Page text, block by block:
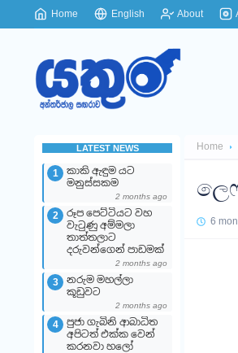
Home English About
LATEST NEWS
1
කාකි ඇඳුම යට
මනුස්සකම
2 months ago
2
රූප පෙට්ටියට වහ
වැටුණු අම්මලා
තාත්තලාට
දරුවන්ගෙන් පාඩමක්
2 months ago
3
නරුම මහල්ලා
කූඩුවට
2 months ago
4
පුජා ගැබිනි ආබාධිත
අපිටත් එක්ක වෙන්
කරනවා හලෝ
Home
6